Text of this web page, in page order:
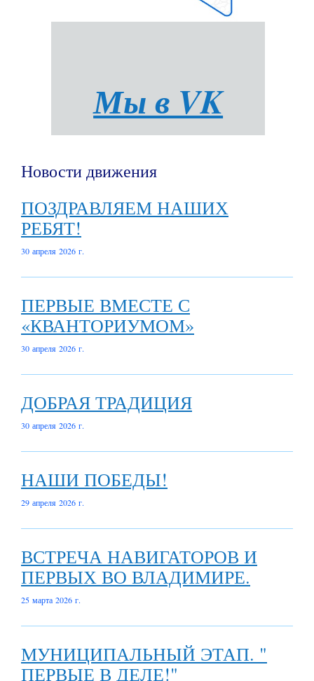
Мы в VK
Новости движения
ПОЗДРАВЛЯЕМ НАШИХ
РЕБЯТ!
30 апреля 2026 г.
ПЕРВЫЕ ВМЕСТЕ С
«КВАНТОРИУМОМ»
30 апреля 2026 г.
ДОБРАЯ ТРАДИЦИЯ
30 апреля 2026 г.
НАШИ ПОБЕДЫ!
29 апреля 2026 г.
ВСТРЕЧА НАВИГАТОРОВ И
ПЕРВЫХ ВО ВЛАДИМИРЕ.
25 марта 2026 г.
МУНИЦИПАЛЬНЫЙ ЭТАП. "
ПЕРВЫЕ В ДЕЛЕ!"